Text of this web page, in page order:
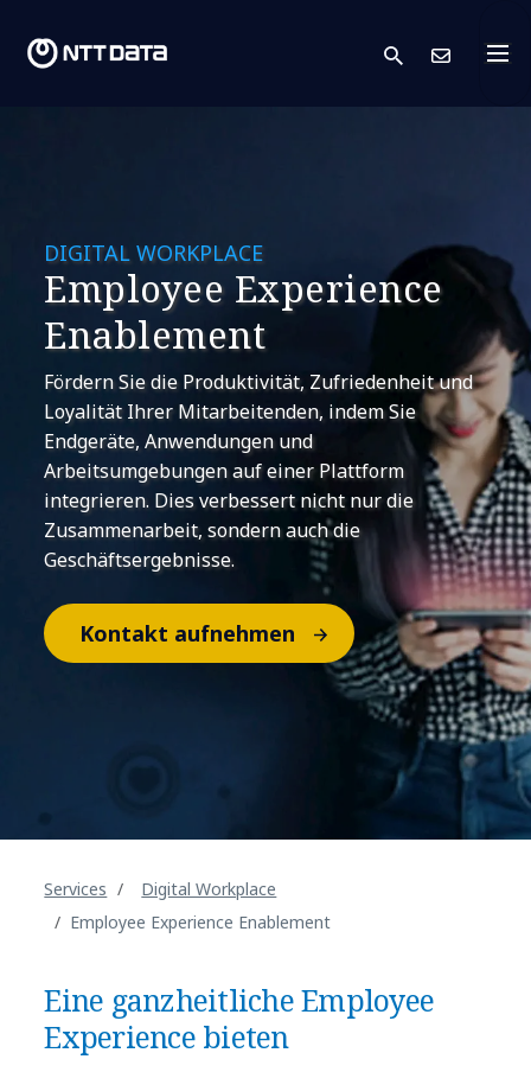
search
DIGITAL WORKPLACE
Employee Experience
Enablement
Fördern Sie die Produktivität, Zufriedenheit und
Loyalität Ihrer Mitarbeitenden, indem Sie
Endgeräte, Anwendungen und
Arbeitsumgebungen auf einer Plattform
integrieren. Dies verbessert nicht nur die
Zusammenarbeit, sondern auch die
Geschäftsergebnisse.
Kontakt aufnehmen
Services
Digital Workplace
Employee Experience Enablement
Eine ganzheitliche Employee
Experience bieten